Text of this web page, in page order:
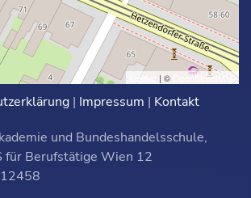
Leaflet | © OpenStreetMap
| Impressum | Kontakt
und Bundeshandelsschule,
für Berufstätige Wien 12